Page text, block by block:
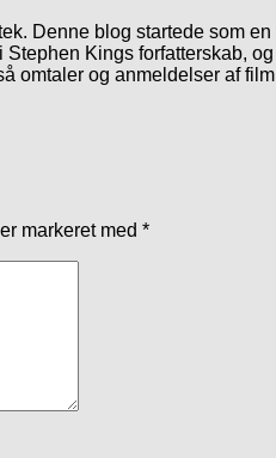
Denne blog startede som
Kings forfatterskab,
omtaler og anmeldelser af
markeret med *